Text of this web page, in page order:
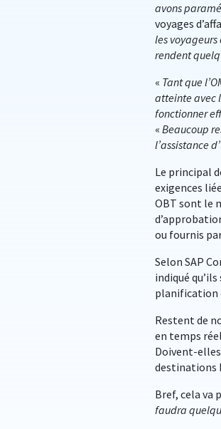
avons
voyages
les
rendent
« Tant que
atteinte avec
fonctionner
« Beaucoup
l’assistance
Le principal
exigences
OBT sont le
ou fournis
Selon SAP
indiqué
planification
Restent de
en temps
Doivent-
destinations
Bref, cela va
faudra